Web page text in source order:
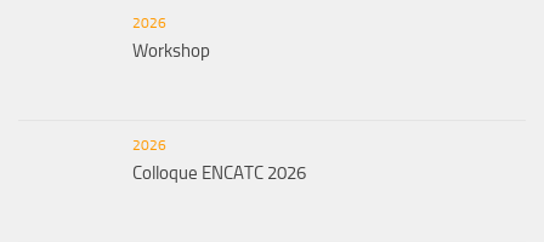
2026
Workshop
2026
Colloque ENCATC 2026